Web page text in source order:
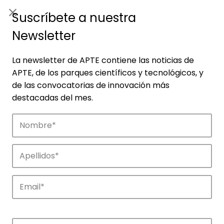
Empresas
Descubre las empresas que impulsan la
innovación en los parques de APTE.
Suscríbete a nuestra
Newsletter
La newsletter de APTE contiene las noticias de
APTE, de los parques científicos y tecnológicos, y
de las convocatorias de innovación más
destacadas del mes.